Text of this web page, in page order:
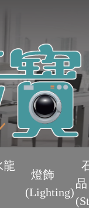
龍
燈飾
(Lighting)
品